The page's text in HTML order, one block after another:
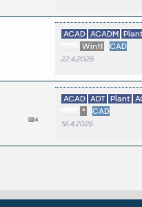
ACAD ACADM
Win11
CAD
22.4.2026
ACAD ADT Plant
*
CAD
18.4.2026